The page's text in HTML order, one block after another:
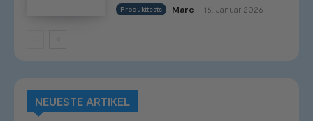
Produkttests Marc 16. Januar 2026
NEUESTE ARTIKEL